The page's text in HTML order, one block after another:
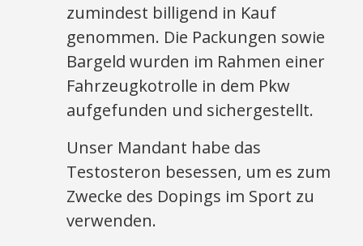
zumindest billigend in Kauf
genommen. Die Packungen sowie
Bargeld wurden im Rahmen einer
Fahrzeugkotrolle in dem Pkw
aufgefunden und sichergestellt.
Unser Mandant habe das
Testosteron besessen, um es zum
Zwecke des Dopings im Sport zu
verwenden.